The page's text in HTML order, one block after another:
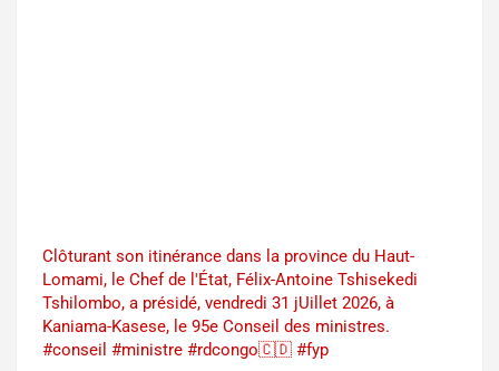
Clôturant son itinérance dans la province du Haut-
Lomami, le Chef de l'État, Félix-Antoine Tshisekedi
Tshilombo, a présidé, vendredi 31 jUillet 2026, à
Kaniama-Kasese, le 95e Conseil des ministres.
#conseil #ministre #rdcongo🇨🇩 #fyp